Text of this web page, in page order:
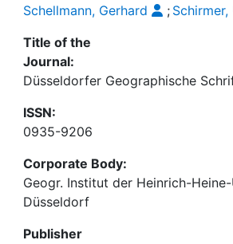
Schellmann, Gerhard
; Schirmer,
Title of the
Journal:
Düsseldorfer Geographische
ISSN:
0935-9206
Corporate Body:
Geogr. Institut der Heinrich-
Düsseldorf
Publisher